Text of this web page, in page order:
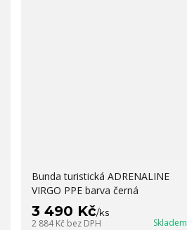
Bunda turistická ADRENALINE
VIRGO PPE barva černá
3 490 Kč/ks
2 884 Kč bez DPH Skladem